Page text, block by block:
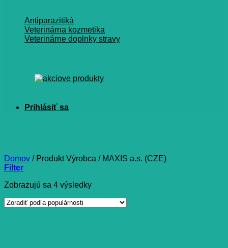
Antiparazitiká
Veterinárna kozmetika
Veterinárne doplnky stravy
Domov /Produkt Výrobca /MAXIS a.s. (CZE)
Filter
Zobrazujú sa 4 výsledkyZoradené
popularity